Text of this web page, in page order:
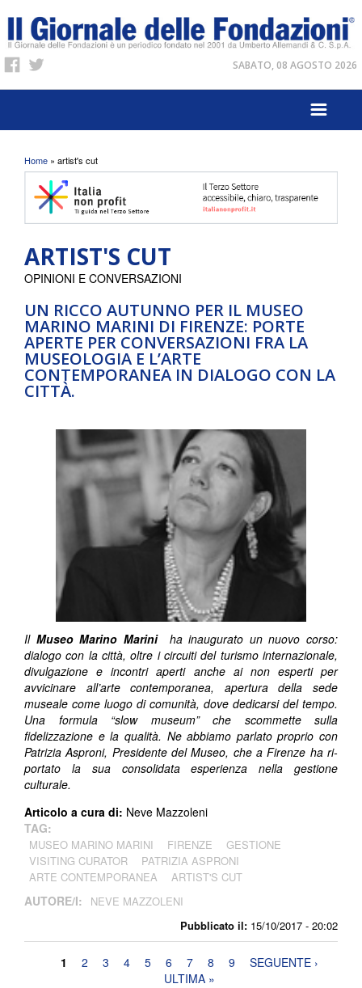
SABATO, 08 AGOSTO 2026
Tu sei qui
Home » artist's cut
ARTIST'S CUT
UN RICCO AUTUNNO PER IL MUSEO
MARINO MARINI DI FIRENZE: PORTE
APERTE PER CONVERSAZIONI FRA LA
MUSEOLOGIA E L’ARTE
CONTEMPORANEA IN DIALOGO CON LA
CITTÀ.
Pubblicato il: 15/10/2017 - 20:02
OPINIONI E CONVERSAZIONI
Il Museo Marino Marini ha inaugurato un nuovo corso:
dialogo con la città, oltre i circuiti del turismo internazionale,
divulgazione e incontri aperti anche ai non esperti per
avvicinare all’arte contemporanea, apertura della sede
museale come luogo di comunità, dove dedicarsi del tempo.
Una formula “slow museum” che scommette sulla
fidelizzazione e la qualità. Ne abbiamo parlato proprio con
Patrizia Asproni, Presidente del Museo, che a Firenze ha ri-
portato la sua consolidata esperienza nella gestione
culturale.
Articolo a cura di: Neve Mazzoleni
TAG:
MUSEO MARINO MARINI FIRENZE
GESTIONE
VISITING CURATOR
PATRIZIA ASPRONI
ARTE CONTEMPORANEA
ARTIST'S CUT
AUTORE/I: NEVE MAZZOLENI
Pagine
1 2 3 4 5 6 7 8 9
SEGUENTE ›
ULTIMA »